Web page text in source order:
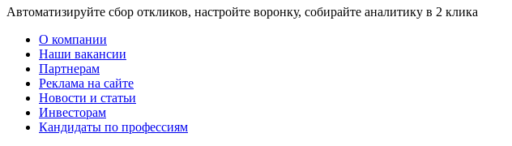
Автоматизируйте сбор откликов, настройте воронку, собирайте аналитику в 2 клика
О компании
Наши вакансии
Партнерам
Реклама на сайте
Новости и статьи
Инвесторам
Кандидаты по профессиям